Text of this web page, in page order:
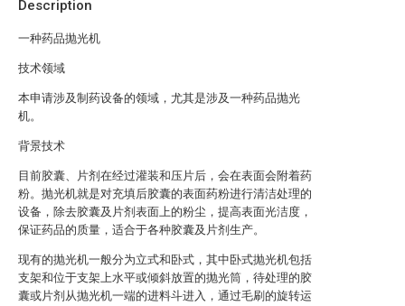
Description
一种药品抛光机
技术领域
本申请涉及制药设备的领域，尤其是涉及一种药品抛光
机。
背景技术
目前胶囊、片剂在经过灌装和压片后，会在表面会附着药
粉。抛光机就是对充填后胶囊的表面药粉进行清洁处理的
设备，除去胶囊及片剂表面上的粉尘，提高表面光洁度，
保证药品的质量，适合于各种胶囊及片剂生产。
现有的抛光机一般分为立式和卧式，其中卧式抛光机包括
支架和位于支架上水平或倾斜放置的抛光筒，待处理的胶
囊或片剂从抛光机一端的进料斗进入，通过毛刷的旋转运